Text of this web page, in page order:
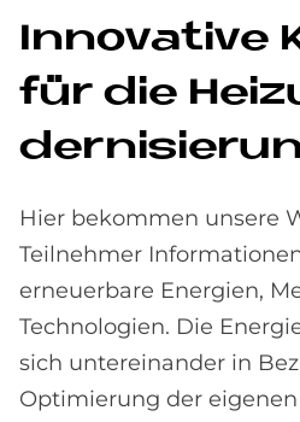
In­no­va­ti­ve
für die
Hier bekommen unsere
Teilnehmer
erneuerbare Energien,
Technologien. Die
sich untereinander in
Optimierung der